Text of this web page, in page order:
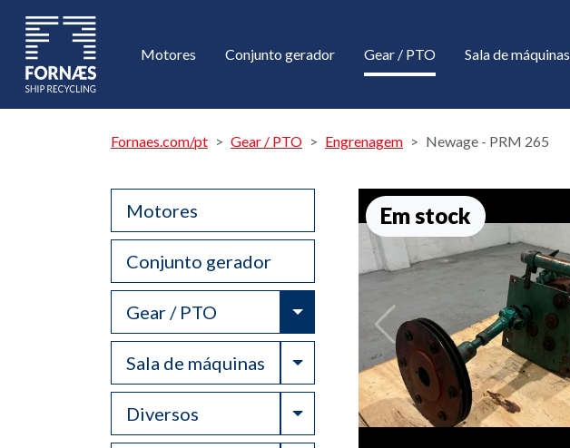
Motores Conjunto gerador Gear / PTO Sala de máquinas
Fornaes.com/pt Gear / PTO Engrenagem Newage - PRM 265
Motores
Conjunto gerador
Gear / PTO Toggle Dropdown
Sala de máquinas Toggle Dropdown
Diversos Toggle Dropdown
Em stock